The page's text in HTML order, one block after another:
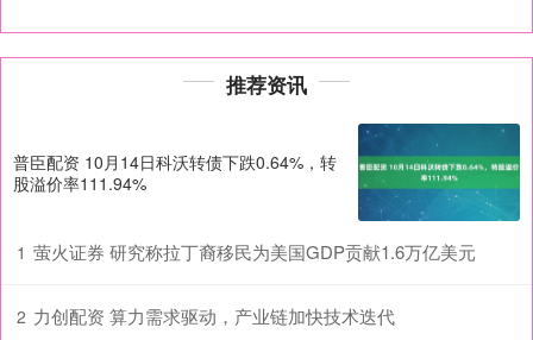
推荐资讯
普臣配资 10月14日科沃转债下跌0.64%，转
股溢价率111.94%
1 萤火证券 研究称拉丁裔移民为美国GDP贡献1.6万亿美元
2 力创配资 算力需求驱动，产业链加快技术迭代